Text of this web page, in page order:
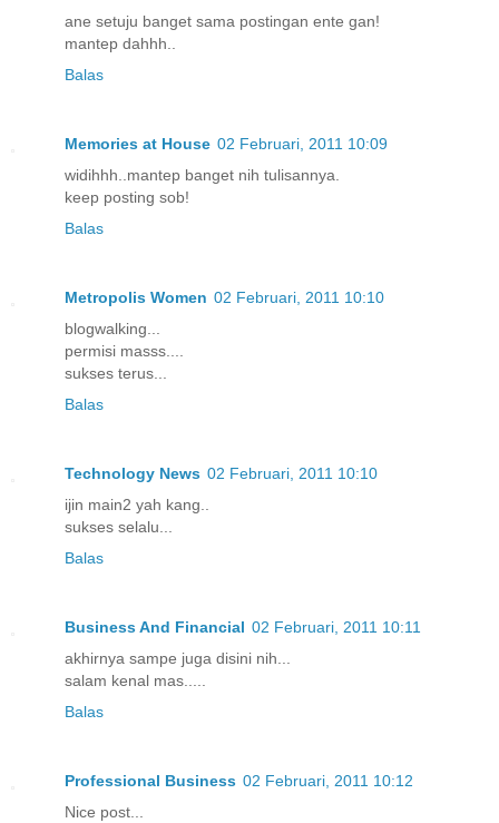
ane setuju banget sama postingan ente gan!
mantep dahhh..
Balas
Memories at House 02 Februari, 2011 10:09
widihhh..mantep banget nih tulisannya.
keep posting sob!
Balas
Metropolis Women 02 Februari, 2011 10:10
blogwalking...
permisi masss....
sukses terus...
Balas
Technology News 02 Februari, 2011 10:10
ijin main2 yah kang..
sukses selalu...
Balas
Business And Financial 02 Februari, 2011 10:11
akhirnya sampe juga disini nih...
salam kenal mas.....
Balas
Professional Business 02 Februari, 2011 10:12
Nice post...